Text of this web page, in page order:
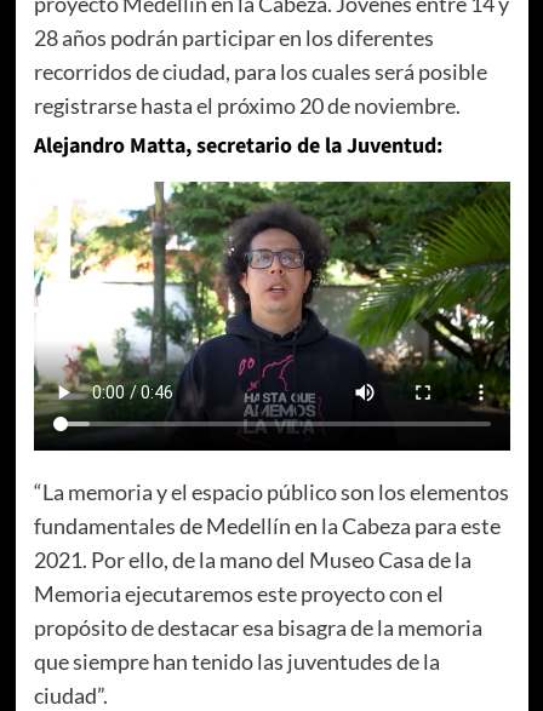
28 años podrán participar en los diferentes
recorridos de ciudad, para los cuales será posible
registrarse hasta el próximo 20 de noviembre.
Alejandro Matta, secretario de la Juventud:
“La memoria y el espacio público son los elementos
fundamentales de Medellín en la Cabeza para este
2021. Por ello, de la mano del Museo Casa de la
Memoria ejecutaremos este proyecto con el
propósito de destacar esa bisagra de la memoria
que siempre han tenido las juventudes de la
ciudad”.